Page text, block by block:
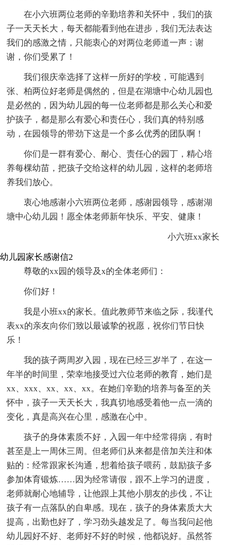
在小六班两位老师的辛勤培养和关怀中，我们的孩
子一天天长大，每天都能看到他在进步，我们无法表达
我们的感激之情，只能衷心的对两位老师道一声：谢
谢，你们受累了！
我们很庆幸选择了这样一所好的学校，可能遇到
张、柏两位好老师是偶然的，但是在湖塘中心幼儿园也
是必然的，因为幼儿园的每一位老师都是那么关心和爱
护孩子，都是那么有爱心和责任心，我们真的特别感
动，在园领导的带劲下这是一个多么优秀的团队啊！
你们是一群有爱心、耐心、责任心的园丁，精心培
养每棵幼苗，把孩子交给这样的幼儿园，这样的老师培
养我们放心。
衷心地感谢小六班两位老师，感谢园领导，感谢湖
塘中心幼儿园！愿全体老师新年快乐、平安、健康！
小六班xx家长
幼儿园家长感谢信2
尊敬的xx园的领导及x的全体老师们：
你们好！
我是小班xx的家长。值此教师节来临之际，我谨代
表xx的亲友向你们致以最诚挚的祝愿，祝你们节日快
乐！
我的孩子两周岁入园，现在已经三岁半了，在这一
年半的时间里，荣幸地接受过六位老师的教育，她们是
xx、xxx、xx、xx、xx。在她们辛勤的培养与备至的关
怀中，孩子一天天长大，我真切地感受着他一点一滴的
变化，真是高兴在心里，感激在心中。
孩子的身体素质不好，入园一年中经常得病，有时
甚至是上一周休三周。但老师们从来都是倍加关注和体
贴的：经常跟家长沟通，想着给孩子喂药，鼓励孩子多
参加体育锻炼……因为经常请假，跟不上学习的进度，
老师就耐心地辅导，让他跟上其他小朋友的步伐，不让
孩子有一点落队的自卑感。现在，孩子的身体素质大大
提高，出勤也好了，学习劲头越发足了。每当我问起他
幼儿园好不好、老师好不好的时候，他都说好。虽然答